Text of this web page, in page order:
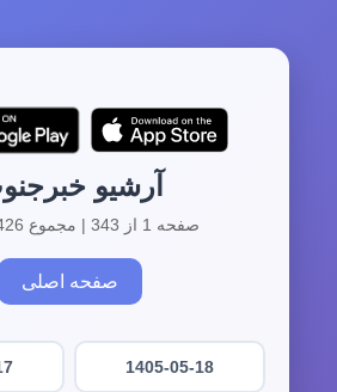
آرشیو
صفحه 1 از 343 | مجموع 3426 آرشیو
صفحه اصلی
1405-05-18